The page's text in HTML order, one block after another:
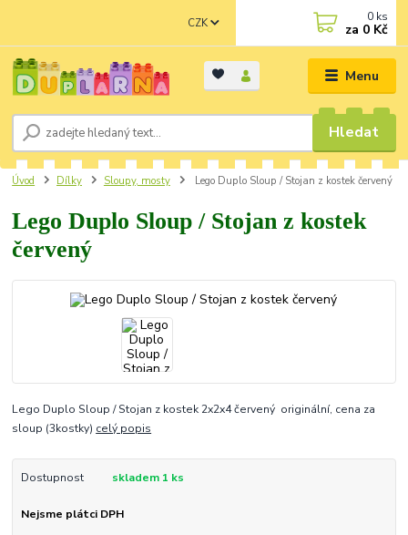
Menu
CZK
Hledat
0 ks
za 0 Kč
Úvod Dílky Sloupy, mosty Lego Duplo Sloup / Stojan z kostek červený
Lego Duplo Sloup / Stojan z kostek
červený
Lego Duplo Sloup / Stojan z kostek 2x2x4 červený originální, cena za
sloup (3kostky) celý popis
Dostupnost skladem 1 ks
Nejsme plátci DPH